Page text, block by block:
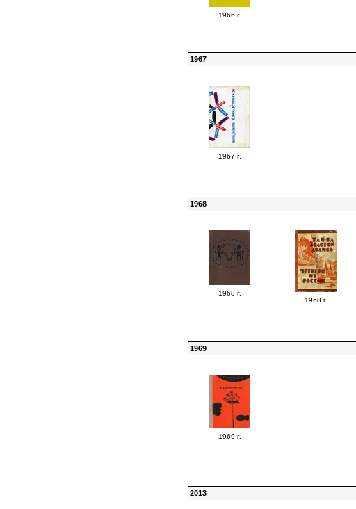
1966 г.
1967
1967 г.
1968
1968 г.
1968 г.
1969
1969 г.
2013